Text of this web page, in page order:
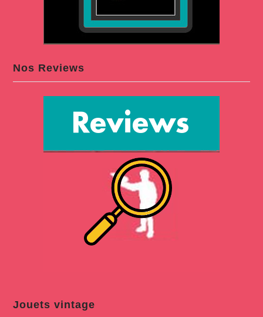
Nos Reviews
Jouets vintage